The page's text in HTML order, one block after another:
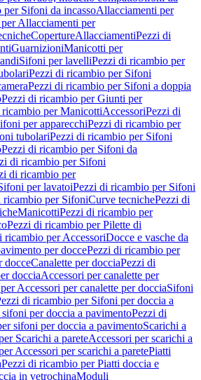
Sifoni da incassoAllacciamenti per
Allacciamenti per
CopertureAllacciamentiPezzi di
GuarnizioniManicotti per
Sifoni per lavelliPezzi di ricambio per
Pezzi di ricambio per Sifoni
Pezzi di ricambio per Sifoni a doppia
Pezzi di ricambio per Giunti per
per ManicottiAccessoriPezzi di
per apparecchiPezzi di ricambio per
tubolariPezzi di ricambio per Sifoni
Pezzi di ricambio per Sifoni da
di ricambio per Sifoni
di ricambio per
per lavatoiPezzi di ricambio per Sifoni
ricambio per SifoniCurve tecnichePezzi di
ManicottiPezzi di ricambio per
Pezzi di ricambio per Pilette di
ricambio per AccessoriDocce e vasche da
per doccePezzi di ricambio per
docceCanalette per docciaPezzi di
docciaAccessori per canalette per
Accessori per canalette per docciaSifoni
di ricambio per Sifoni per doccia a
per doccia a pavimentoPezzi di
sifoni per doccia a pavimentoScarichi a
Scarichi a pareteAccessori per scarichi a
Accessori per scarichi a paretePiatti
Pezzi di ricambio per Piatti doccia e
in vetrochinaModuli